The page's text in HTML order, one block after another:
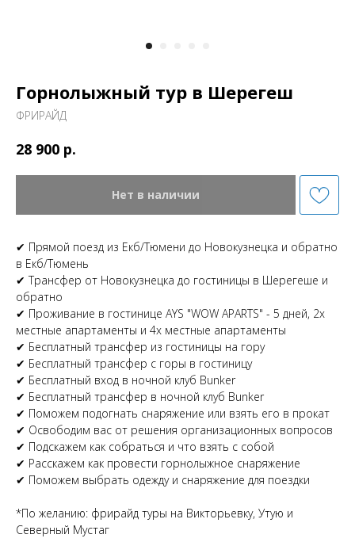
Горнолыжный тур в Шерегеш
ФРИРАЙД
28 900 р.
Нет в наличии
✔ Прямой поезд из Екб/Тюмени до Новокузнецка и обратно
в Екб/Тюмень
✔ Трансфер от Новокузнецка до гостиницы в Шерегеше и
обратно
✔ Проживание в гостинице AYS "WOW APARTS" - 5 дней, 2х
местные апартаменты и 4х местные апартаменты
✔ Бесплатный трансфер из гостиницы на гору
✔ Бесплатный трансфер с горы в гостиницу
✔ Бесплатный вход в ночной клуб Bunker
✔ Бесплатный трансфер в ночной клуб Bunker
✔ Поможем подогнать снаряжение или взять его в прокат
✔ Освободим вас от решения организационных вопросов
✔ Подскажем как собраться и что взять с собой
✔ Расскажем как провести горнолыжное снаряжение
✔ Поможем выбрать одежду и снаряжение для поездки
*По желанию: фрирайд туры на Викторьевку, Утую и
Северный Мустаг